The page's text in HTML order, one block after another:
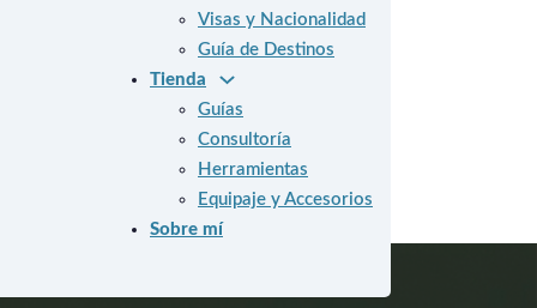
Visas y Nacionalidad
Guía de Destinos
Tienda
Guías
Consultoría
Herramientas
Equipaje y Accesorios
Sobre mí